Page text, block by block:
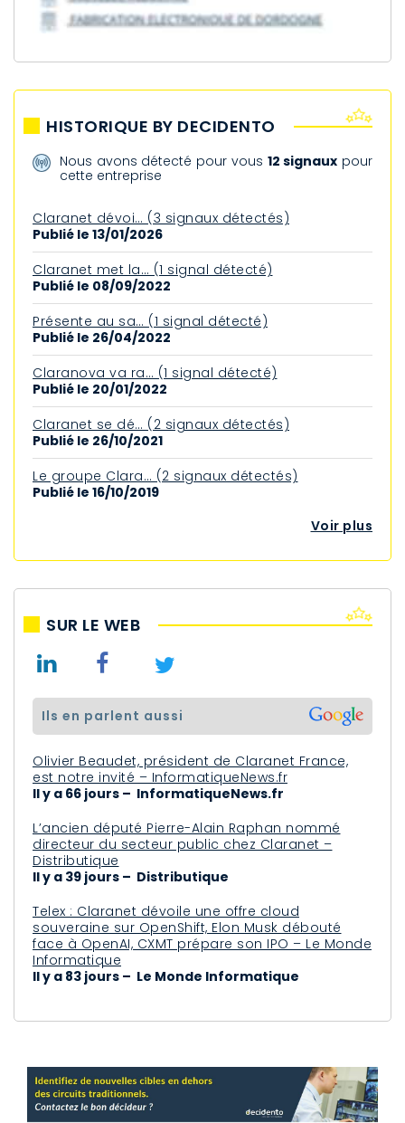
HISTORIQUE BY DECIDENTO
Nous avons détecté pour vous 12 signaux pour
cette entreprise
Claranet dévoi… (3 signaux détectés)
Publié le 13/01/2026
Claranet met la… (1 signal détecté)
Publié le 08/09/2022
Présente au sa… (1 signal détecté)
Publié le 26/04/2022
Claranova va ra… (1 signal détecté)
Publié le 20/01/2022
Claranet se dé… (2 signaux détectés)
Publié le 26/10/2021
Le groupe Clara… (2 signaux détectés)
Publié le 16/10/2019
Voir plus
SUR LE WEB
ils en parlent aussi
Olivier Beaudet, président de Claranet France,
est notre invité – InformatiqueNews.fr
Il y a 66 jours – InformatiqueNews.fr
L’ancien député Pierre-Alain Raphan nommé
directeur du secteur public chez Claranet –
Distributique
Il y a 39 jours – Distributique
Telex : Claranet dévoile une offre cloud
souveraine sur OpenShift, Elon Musk débouté
face à OpenAI, CXMT prépare son IPO – Le Monde
Informatique
Il y a 83 jours – Le Monde Informatique